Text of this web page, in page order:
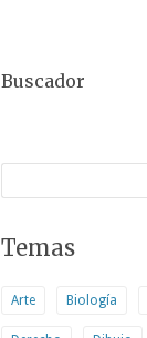
Buscador
Temas
Arte Biología